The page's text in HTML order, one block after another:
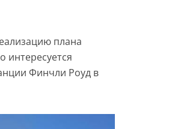
плана
интересуется
Финчли Роуд в